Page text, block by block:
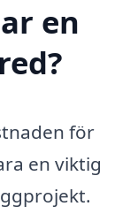
en
för
en viktig